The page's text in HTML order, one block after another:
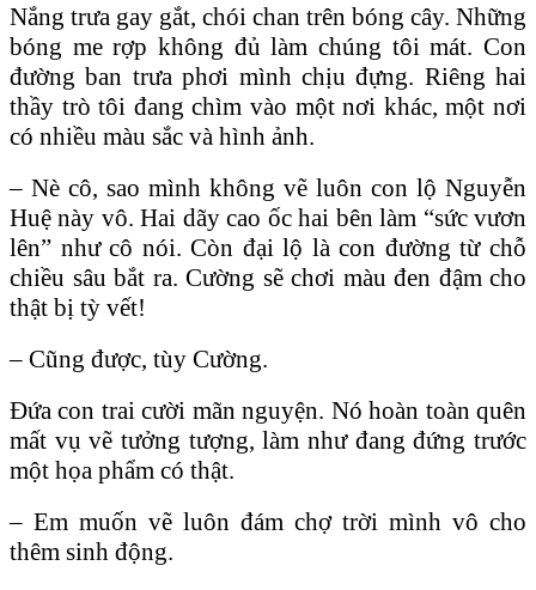
Nắng trưa gay gắt, chói chan trên bóng cây. Những
bóng me rợp không đủ làm chúng tôi mát. Con
đường ban trưa phơi mình chịu đựng. Riêng hai
thầy trò tôi đang chìm vào một nơi khác, một nơi
có nhiều màu sắc và hình ảnh.
– Nè cô, sao mình không vẽ luôn con lộ Nguyễn
Huệ này vô. Hai dãy cao ốc hai bên làm “sức vươn
lên” như cô nói. Còn đại lộ là con đường từ chỗ
chiều sâu bắt ra. Cường sẽ chơi màu đen đậm cho
thật bị tỳ vết!
– Cũng được, tùy Cường.
Đứa con trai cười mãn nguyện. Nó hoàn toàn quên
mất vụ vẽ tưởng tượng, làm như đang đứng trước
một họa phẩm có thật.
– Em muốn vẽ luôn đám chợ trời mình vô cho
thêm sinh động.